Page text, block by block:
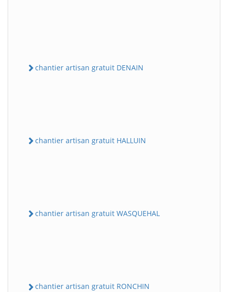
chantier artisan gratuit DENAIN
chantier artisan gratuit HALLUIN
chantier artisan gratuit WASQUEHAL
chantier artisan gratuit RONCHIN